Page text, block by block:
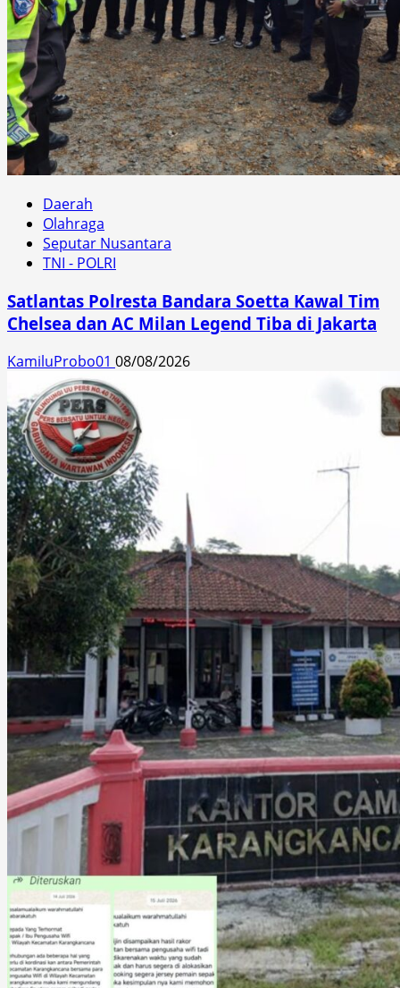
Daerah
Olahraga
Seputar Nusantara
TNI - POLRI
Satlantas Polresta Bandara Soetta Kawal Tim
Chelsea dan AC Milan Legend Tiba di Jakarta
KamiluProbo01 08/08/2026